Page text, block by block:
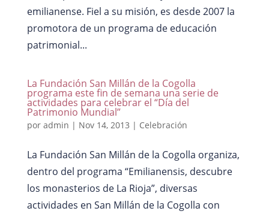
emilianense. Fiel a su misión, es desde 2007 la
promotora de un programa de educación
patrimonial...
La Fundación San Millán de la Cogolla
programa este fin de semana una serie de
actividades para celebrar el “Día del
Patrimonio Mundial”
por admin | Nov 14, 2013 | Celebración
La Fundación San Millán de la Cogolla organiza,
dentro del programa “Emilianensis, descubre
los monasterios de La Rioja”, diversas
actividades en San Millán de la Cogolla con